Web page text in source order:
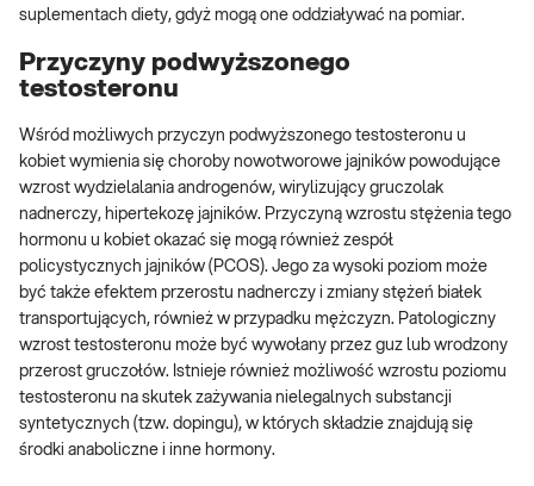
suplementach diety, gdyż mogą one oddziaływać na pomiar.
Przyczyny podwyższonego
testosteronu
Wśród możliwych przyczyn podwyższonego testosteronu u
kobiet wymienia się choroby nowotworowe jajników powodujące
wzrost wydzielalania androgenów, wirylizujący gruczolak
nadnerczy, hipertekozę jajników. Przyczyną wzrostu stężenia tego
hormonu u kobiet okazać się mogą również zespół
policystycznych jajników (PCOS). Jego za wysoki poziom może
być także efektem przerostu nadnerczy i zmiany stężeń białek
transportujących, również w przypadku mężczyzn. Patologiczny
wzrost testosteronu może być wywołany przez guz lub wrodzony
przerost gruczołów. Istnieje również możliwość wzrostu poziomu
testosteronu na skutek zażywania nielegalnych substancji
syntetycznych (tzw. dopingu), w których składzie znajdują się
środki anaboliczne i inne hormony.